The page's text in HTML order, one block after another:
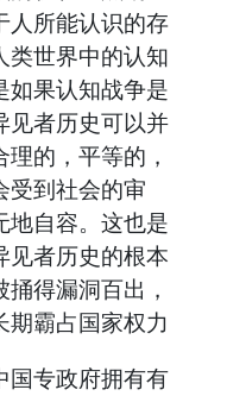
人所能认识的存
类世界中的认知
如果认知战争是
见者历史可以并
的，平等的，
受到社会的审
地自容。这也是
见者历史的根本
得漏洞百出，
期霸占国家权力
国专政府拥有有